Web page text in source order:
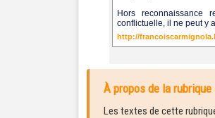
Hors reconnaissance
conflictuelle, il ne peut y
http://
À propos de la rubrique
Les textes de cette